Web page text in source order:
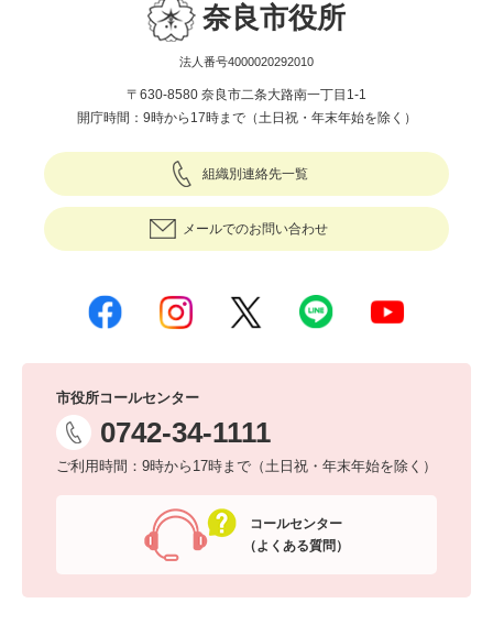
奈良市役所
法人番号4000020292010
〒630-8580 奈良市二条大路南一丁目1-1
開庁時間：9時から17時まで（土日祝・年末年始を除く）
組織別連絡先一覧
メールでのお問い合わせ
市役所コールセンター
0742-34-1111
ご利用時間：9時から17時まで（土日祝・年末年始を除く）
コールセンター
（よくある質問）